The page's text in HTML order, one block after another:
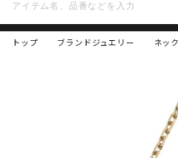
トップ ブランドジュエリー ネッ